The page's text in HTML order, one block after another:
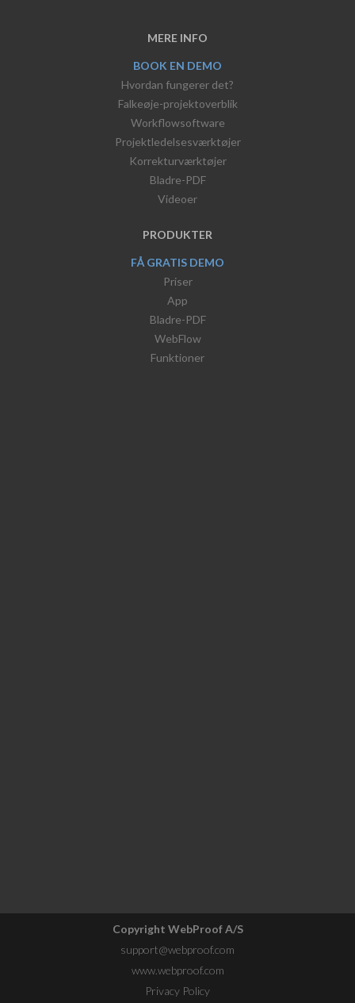
MERE INFO
BOOK EN DEMO
Hvordan fungerer det?
Falkeøje-projektoverblik
Workflowsoftware
Projektledelsesværktøjer
Korrekturværktøjer
Bladre-PDF
Videoer
PRODUKTER
FÅ GRATIS DEMO
Priser
App
Bladre-PDF
WebFlow
Funktioner
Copyright WebProof A/S
support@webproof.com
www.webproof.com
Privacy Policy